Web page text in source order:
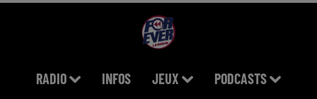
RADIO INFOS JEUX PODCASTS